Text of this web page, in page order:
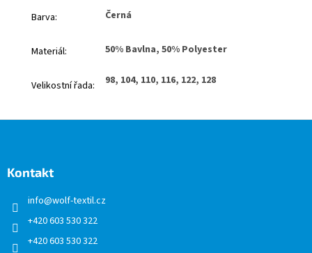
Barva: Černá
Materiál: 50% Bavlna, 50% Polyester
Velikostní řada: 98, 104, 110, 116, 122, 128
Kontakt
info@wolf-textil.cz
+420 603 530 322
+420 603 530 322